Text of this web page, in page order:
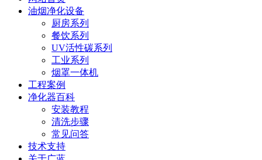
油烟净化设备
厨房系列
餐饮系列
UV活性碳系列
工业系列
烟罩一体机
工程案例
净化器百科
安装教程
清洗步骤
常见问答
技术支持